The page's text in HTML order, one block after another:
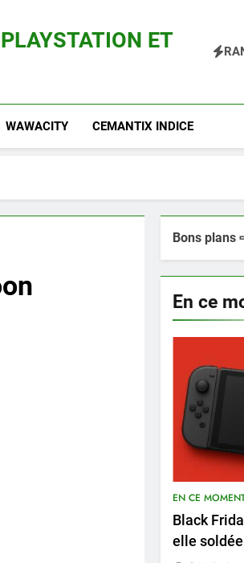
ET
WAWACITY CEMANTIX INDICE
Bons plans
En ce
EN CE
Black
elle soldée